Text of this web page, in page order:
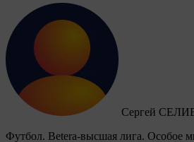
Сергей
Футбол. Betera-высшая лига. Особое